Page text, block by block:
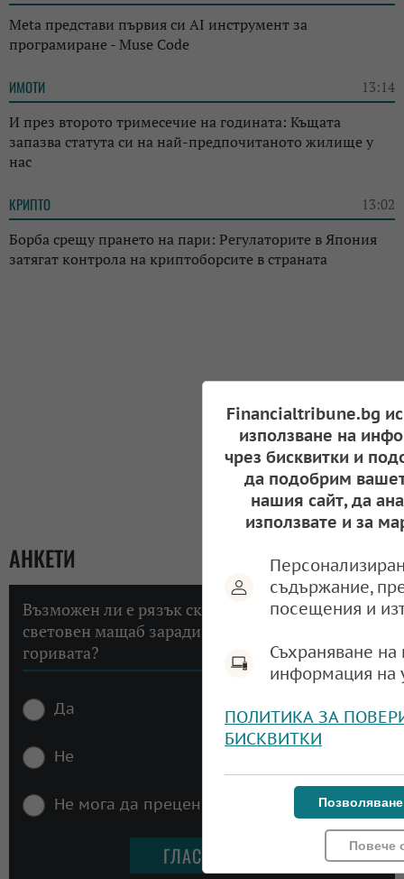
Meta представи първия си AI инструмент за
програмиране - Muse Code
ИМОТИ 13:14
И през второто тримесечие на годината: Къщата
запазва статута си на най-предпочитаното жилище у
нас
КРИПТО 13:02
Борба срещу прането на пари: Регулаторите в Япония
затягат контрола на криптоборсите в страната
АНКЕТИ
Възможен ли е рязък скок на инфлацията в
световен мащаб заради високите цени на
горивата?
Да
Не
Не мога да преценя
Financialtribune.bg
използване на
чрез бисквитки и
да подобрим
нашия сайт, да
използвате и за
съдържание,
посещения и
Съхраняване
информация на
ПОЛИТИКА ЗА
БИСКВИТКИ
Повече